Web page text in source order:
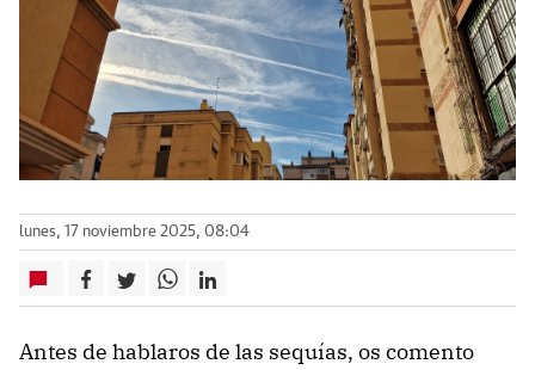
lunes, 17 noviembre 2025, 08:04
Antes de hablaros de las sequías, os comento